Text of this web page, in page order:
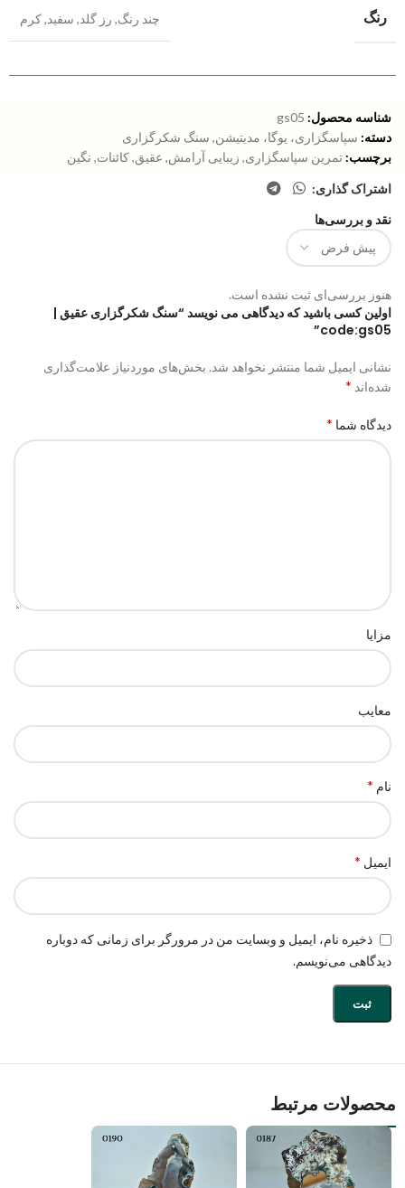
رنگ چند رنگ, رز گلد, سفید,کرم
شناسه محصول: gs05
دسته: سپاسگزاری، یوگا، مدیتیشن, سنگ شکرگزاری
برچسب: تمرین سپاسگزاری, زیبایی آرامش, عقیق,کائنات, نگین
اشتراک گذاری:
نقد و بررسی‌ها
هنوز بررسی‌ای ثبت نشده است.
اولین کسی باشید که دیدگاهی می نویسد “سنگ شکرگزاری عقیق |
code:gs05”
نشانی ایمیل شما منتشر نخواهد شد. بخش‌های موردنیاز علامت‌گذاری
شده‌اند *
دیدگاه شما *
مزایا
معایب
نام *
ایمیل *
ذخیره نام، ایمیل و وبسایت من در مرورگر برای زمانی که دوباره
دیدگاهی می‌نویسم.
محصولات مرتبط